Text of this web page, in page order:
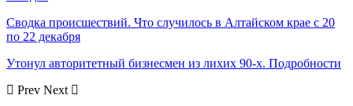
Сводка происшествий. Что случилось в Алтайском крае с 20
по 22 декабря
Утонул авторитетный бизнесмен из лихих 90-х. Подробности
Prev Next